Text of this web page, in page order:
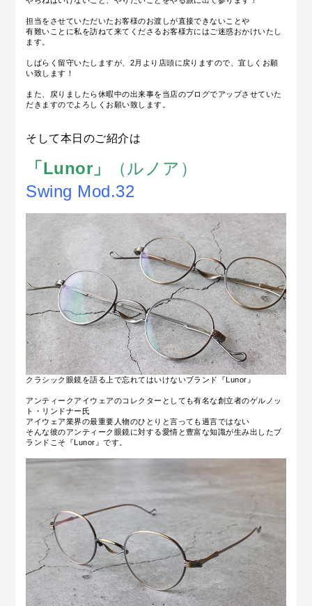
担当をさせていただいたお客様のお渡しが直接できないことや
有難いことに私を訪ねて来てくださるお客様方にはご迷惑おかけいたし
ます。
しばらく留守いたしますが、2月より店頭に戻りますので、宜しくお願
い致します！
また、戻りましたら休暇中の出来事を当店のブログでアップさせていた
だきますのでよろしくお願い致します。
そして本日のご紹介は
「Lunor」
（ルノア）
Swing Mod.32
クラシック眼鏡を語る上で忘れてはいけないブランド 『Lunor』
アンティークアイウェアのコレクターとしても有名な創立者のゲルノッ
ト・リンドナー氏
アイウェア業界の最重要人物のひとりと言っても過言ではない
そんな彼のアンティーク眼鏡に対する愛情と豊富な知識が生み出したブ
ランドこそ『Lunor』です。